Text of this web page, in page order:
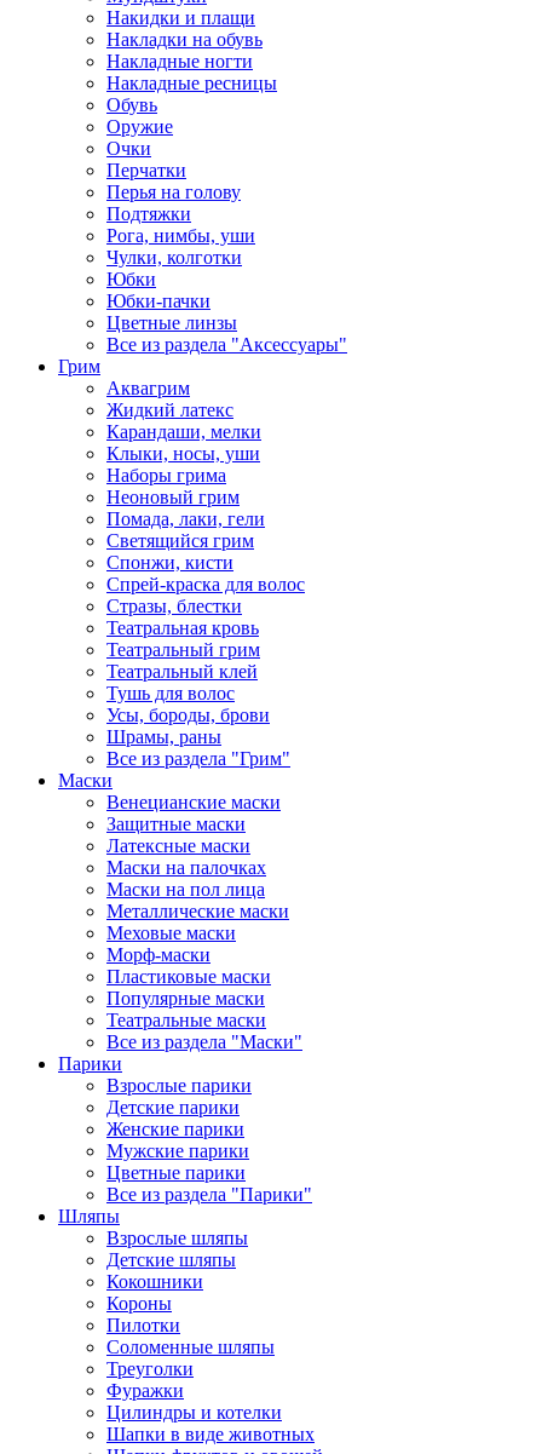
Накидки и плащи
Накладки на обувь
Накладные ногти
Накладные ресницы
Обувь
Оружие
Очки
Перчатки
Перья на голову
Подтяжки
Рога, нимбы, уши
Чулки, колготки
Юбки
Юбки-пачки
Цветные линзы
Все из раздела "Аксессуары"
Грим
Аквагрим
Жидкий латекс
Карандаши, мелки
Клыки, носы, уши
Наборы грима
Неоновый грим
Помада, лаки, гели
Светящийся грим
Спонжи, кисти
Спрей-краска для волос
Стразы, блестки
Театральная кровь
Театральный грим
Театральный клей
Тушь для волос
Усы, бороды, брови
Шрамы, раны
Все из раздела "Грим"
Маски
Венецианские маски
Защитные маски
Латексные маски
Маски на палочках
Маски на пол лица
Металлические маски
Меховые маски
Морф-маски
Пластиковые маски
Популярные маски
Театральные маски
Все из раздела "Маски"
Парики
Взрослые парики
Детские парики
Женские парики
Мужские парики
Цветные парики
Все из раздела "Парики"
Шляпы
Взрослые шляпы
Детские шляпы
Кокошники
Короны
Пилотки
Соломенные шляпы
Треуголки
Фуражки
Цилиндры и котелки
Шапки в виде животных